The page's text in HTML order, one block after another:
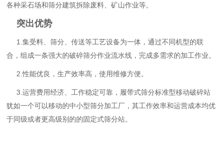
各种采石场和筛分建筑拆除废料、矿山作业等。
突出优势
1.集受料、筛分、传送等工艺设备为一体，通过不同机型的联
合，组成一条强大的破碎筛分作业流水线，完成多需求的加工作业。
2.性能优良，生产效率高，使用维修方便。
3.运营费用经济、工作稳定可靠，履带式筛分标准型移动破碎站
犹如一个可以移动的中小型筛分加工厂，其工作效率和运营成本均优
于同级或者更高级别的的固定式筛分站。